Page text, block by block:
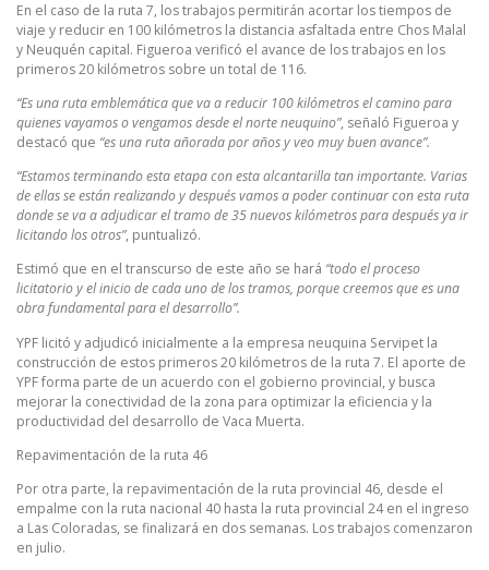
En el caso de la ruta 7, los trabajos permitirán acortar los tiempos de
viaje y reducir en 100 kilómetros la distancia asfaltada entre Chos Malal
y Neuquén capital. Figueroa verificó el avance de los trabajos en los
primeros 20 kilómetros sobre un total de 116.
“Es una ruta emblemática que va a reducir 100 kilómetros el camino para
quienes vayamos o vengamos desde el norte neuquino”, señaló Figueroa y
destacó que “es una ruta añorada por años y veo muy buen avance”.
“Estamos terminando esta etapa con esta alcantarilla tan importante. Varias
de ellas se están realizando y después vamos a poder continuar con esta ruta
donde se va a adjudicar el tramo de 35 nuevos kilómetros para después ya ir
licitando los otros”, puntualizó.
Estimó que en el transcurso de este año se hará “todo el proceso
licitatorio y el inicio de cada uno de los tramos, porque creemos que es una
obra fundamental para el desarrollo”.
YPF licitó y adjudicó inicialmente a la empresa neuquina Servipet la
construcción de estos primeros 20 kilómetros de la ruta 7. El aporte de
YPF forma parte de un acuerdo con el gobierno provincial, y busca
mejorar la conectividad de la zona para optimizar la eficiencia y la
productividad del desarrollo de Vaca Muerta.
Repavimentación de la ruta 46
Por otra parte, la repavimentación de la ruta provincial 46, desde el
empalme con la ruta nacional 40 hasta la ruta provincial 24 en el ingreso
a Las Coloradas, se finalizará en dos semanas. Los trabajos comenzaron
en julio.